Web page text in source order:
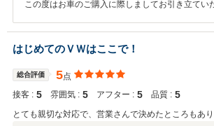
この度はお車のご購入に際しましてお引き立てい
お気軽にご相談いただきますようお願い申し上
ルクスワーゲンブランドをご愛顧賜わりますよう
上げます。
はじめてのＶＷはここで！
総合評価 5点
接客 : 5 雰囲気 : 5 アフター : 5 品質 : 5
とても親切な対応で、営業さんで決めたところもあり